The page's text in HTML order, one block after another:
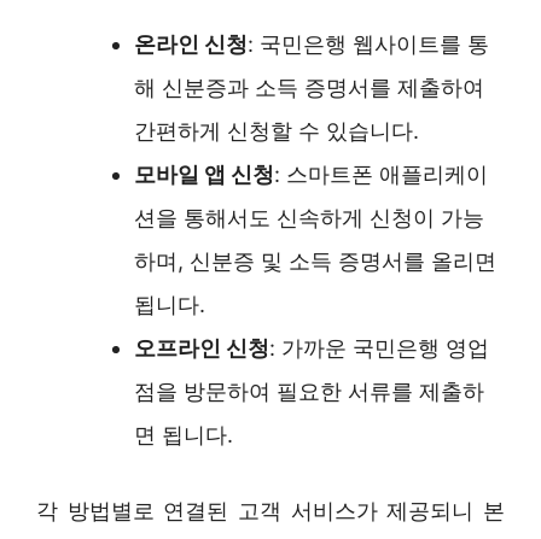
온라인 신청: 국민은행 웹사이트를 통
해 신분증과 소득 증명서를 제출하여
간편하게 신청할 수 있습니다.
모바일 앱 신청: 스마트폰 애플리케이
션을 통해서도 신속하게 신청이 가능
하며, 신분증 및 소득 증명서를 올리면
됩니다.
오프라인 신청: 가까운 국민은행 영업
점을 방문하여 필요한 서류를 제출하
면 됩니다.
각 방법별로 연결된 고객 서비스가 제공되니 본